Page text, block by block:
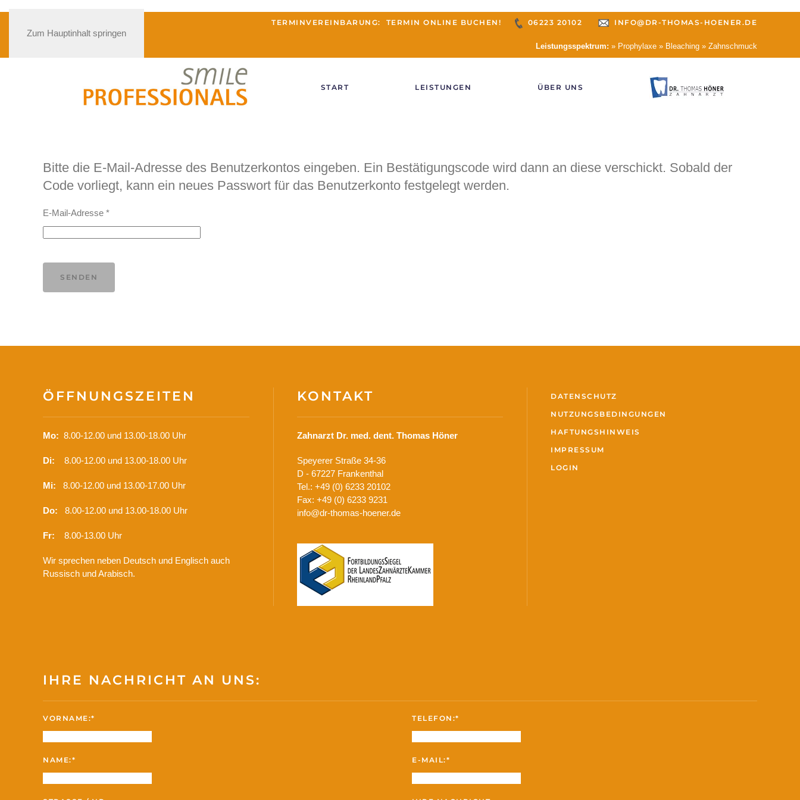
Zum Hauptinhalt springen
TERMINVEREINBARUNG: TERMIN ONLINE BUCHEN! 06223 20102 INFO@DR-THOMAS-HOENER.DE
Leistungsspektrum: » Prophylaxe » Bleaching » Zahnschmuck
START LEISTUNGEN ÜBER UNS
Bitte die E-Mail-Adresse des Benutzerkontos eingeben. Ein Bestätigungscode wird dann an diese verschickt. Sobald der
Code vorliegt, kann ein neues Passwort für das Benutzerkonto festgelegt werden.
E-Mail-Adresse *
SENDEN
ÖFFNUNGSZEITEN
Mo: 8.00-12.00 und 13.00-18.00 Uhr
Di: 8.00-12.00 und 13.00-18.00 Uhr
Mi: 8.00-12.00 und 13.00-17.00 Uhr
Do: 8.00-12.00 und 13.00-18.00 Uhr
Fr: 8.00-13.00 Uhr
Wir sprechen neben Deutsch und Englisch auch
Russisch und Arabisch.
KONTAKT
Zahnarzt Dr. med. dent. Thomas Höner
Speyerer Straße 34-36
D - 67227 Frankenthal
Tel.: +49 (0) 6233 20102
Fax: +49 (0) 6233 9231
info@dr-thomas-hoener.de
DATENSCHUTZ
NUTZUNGSBEDINGUNGEN
HAFTUNGSHINWEIS
IMPRESSUM
LOGIN
IHRE NACHRICHT AN UNS:
VORNAME:*
NAME:*
TELEFON:*
E-MAIL:*